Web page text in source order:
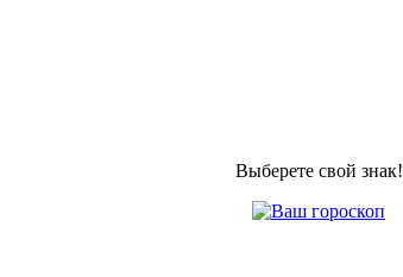
Выберете свой знак!